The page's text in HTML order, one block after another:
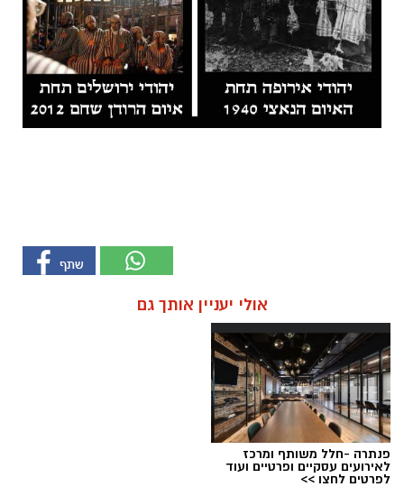
אולי יעניין אותך גם
פנתרה -חלל משותף ומרכז
לאירועים עסקיים ופרטיים ועוד
לפרטים לחצו >>